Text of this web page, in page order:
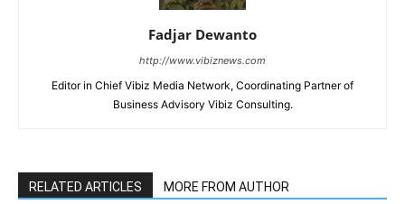
Fadjar Dewanto
http://www.vibiznews.com
Editor in Chief Vibiz Media Network, Coordinating Partner of
Business Advisory Vibiz Consulting.
RELATED ARTICLES MORE FROM AUTHOR